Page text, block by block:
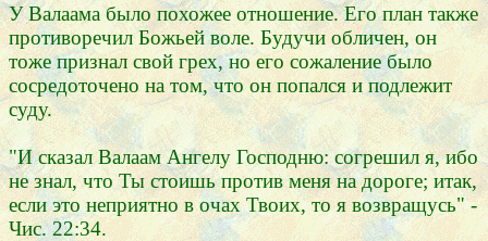
У Валаама было похожее отношение. Его план также
противоречил Божьей воле. Будучи обличен, он
тоже признал свой грех, но его сожаление было
сосредоточено на том, что он попался и подлежит
суду.
"И сказал Валаам Ангелу Господню: согрешил я, ибо
не знал, что Ты стоишь против меня на дороге; итак,
если это неприятно в очах Твоих, то я возвращусь" -
Чис. 22:34.